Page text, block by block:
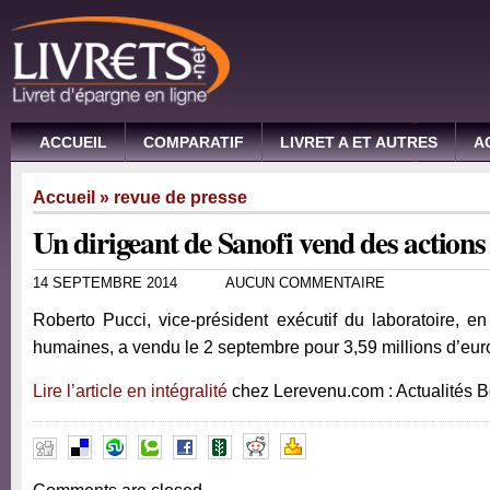
ACCUEIL COMPARATIF LIVRET A ET AUTRES
Accueil » revue de presse
Un dirigeant de Sanofi vend des actions
14 SEPTEMBRE 2014 AUCUN COMMENTAIRE
Roberto Pucci, vice-président exécutif du laboratoire,
humaines, a vendu le 2 septembre pour 3,59 millions
Lire l’article en intégralité chez Lerevenu.com : Actualités